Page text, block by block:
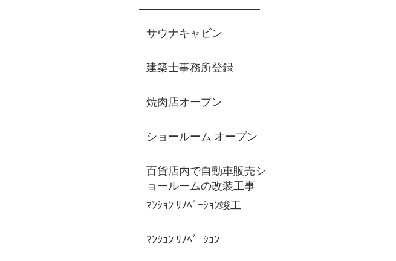
サウナキャビン
建築士事務所登録
焼肉店オープン
ショールーム オープン
百貨店内で自動車販売シ
ョールームの改装工事
ﾏﾝｼｮﾝ ﾘﾉﾍﾞｰｼｮﾝ竣工
ﾏﾝｼｮﾝ ﾘﾉﾍﾞｰｼｮﾝ